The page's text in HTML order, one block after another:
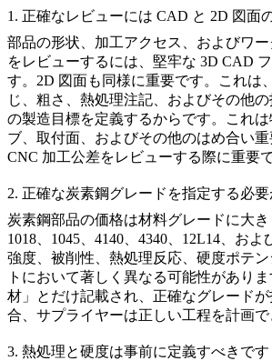
1. 正確なレビューには CAD と 2D 図面
部品の形状、加工アクセス、およびワ
をレビューするには、堅牢な 3D CAD
す。2D 図面も同様に重要です。これは
じ、粗さ、熱処理注記、およびその他
の製造目標を定義するからです。これ
ブ、取付面、およびその他のはめ合い
CNC 加工公差をレビューする際に重要で
2. 正確な炭素鋼グレードを指定する必
炭素鋼部品の価格は材料グレードに大き
1018、1045、4140、4340、12L14、およ
強度、被削性、熱処理反応、硬度ポテ
トにおいて著しく異なる可能性があり
材」とだけ記載され、正確なグレード
合、サプライヤーは正しい工程を計画で
3. 熱処理と硬度は事前に定義すべきです